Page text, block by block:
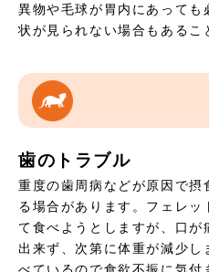
異物や毛球が胃内にあっても
状が見られない場合もあるこ
歯のトラブル
重度の歯周病などが原因で摂
る場合があります。フェレッ
て食べようとしますが、口
出来ず、次第に体重が減少し
べているので食欲不振に気付